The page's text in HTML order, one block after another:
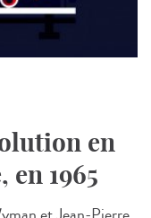
en
1965